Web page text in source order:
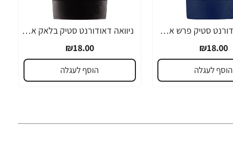
ניוואה דאודורנט סטיק פרש אקטיב לגבר 50 מ''ל - מבית NIVEA
₪18.00
הוסף לעגלה
ניוואה דאודורנט סטיק בלאק אנד וייט לגבר 50 מ''ל - מבית NIVEA
₪18.00
הוסף לעגלה